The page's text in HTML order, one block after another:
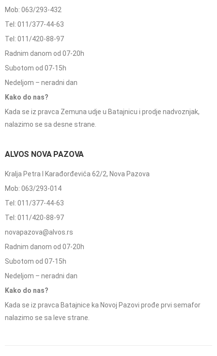
Mob: 063/293-432
Tel: 011/377-44-63
Tel: 011/420-88-97
Radnim danom od 07-20h
Subotom od 07-15h
Nedeljom – neradni dan
Kako do nas?
Kada se iz pravca Zemuna udje u Batajnicu i prodje nadvoznjak,
nalazimo se sa desne strane.
ALVOS NOVA PAZOVA
Kralja Petra I Karađorđevića 62/2, Nova Pazova
Mob: 063/293-014
Tel: 011/377-44-63
Tel: 011/420-88-97
novapazova@alvos.rs
Radnim danom od 07-20h
Subotom od 07-15h
Nedeljom – neradni dan
Kako do nas?
Kada se iz pravca Batajnice ka Novoj Pazovi prođe prvi semafor
nalazimo se sa leve strane.